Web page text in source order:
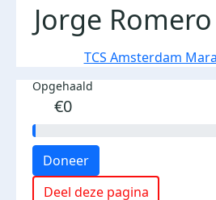
Jorge
TCS Amsterdam
Opgehaald
€0
Doneer
Deel deze pagina